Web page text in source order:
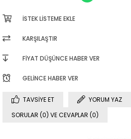
İSTEK LISTEME EKLE
KARŞILAŞTIR
FIYAT DÜŞÜNCE HABER VER
GELINCE HABER VER
TAVSIYE ET
YORUM YAZ
SORULAR (0) VE CEVAPLAR (0)